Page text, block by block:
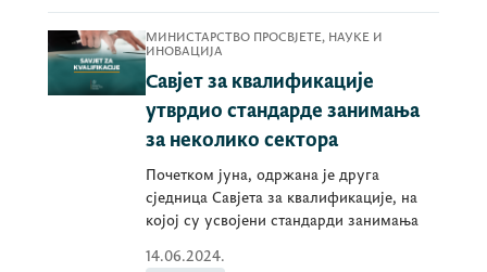
МИНИСТАРСТВО ПРОСВЈЕТЕ, НАУКЕ И
ИНОВАЦИЈА
Савјет за квалификације
утврдио стандарде занимања
за неколико сектора
Почетком јуна, одржана је друга
сједница Савјета за квалификације, на
којој су усвојени стандарди занимања
14.06.2024.